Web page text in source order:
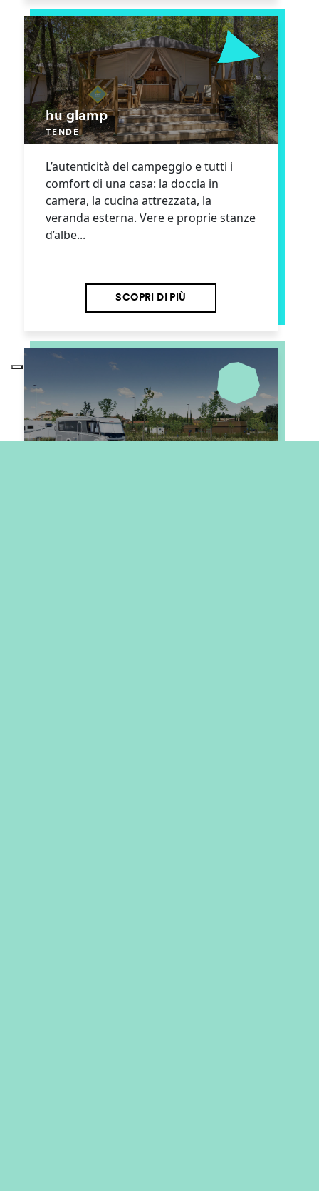
hu glamp
TENDE
L’autenticità del campeggio e tutti i
comfort di una casa: la doccia in
camera, la cucina attrezzata, la
veranda esterna. Vere e proprie stanze
d’albe...
SCOPRI DI PIÙ